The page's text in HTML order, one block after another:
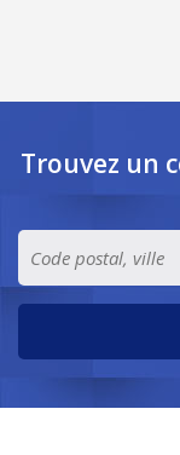
Trouvez un